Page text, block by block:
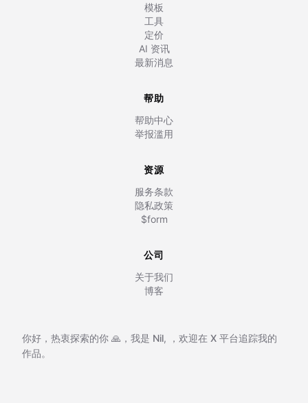
模板
工具
定价
AI 资讯
最新消息
帮助
帮助中心
举报滥用
资源
服务条款
隐私政策
$form
公司
关于我们
博客
你好，热衷探索的你 🙏，我是 Nil, ，欢迎在 X 平台追踪我的
作品。